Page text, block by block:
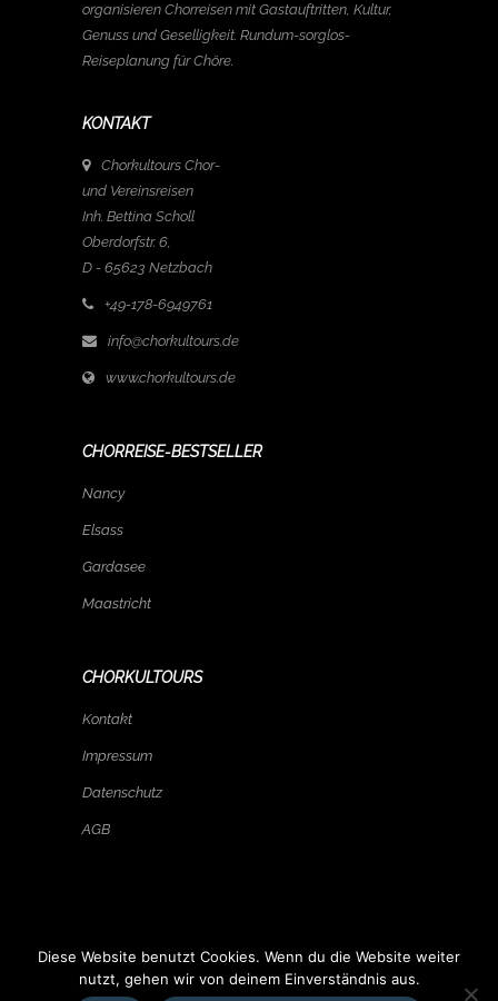
organisieren Chorreisen mit Gastauftritten, Kultur,
Genuss und Geselligkeit. Rundum-sorglos-
Reiseplanung für Chöre.
KONTAKT
Chorkultours Chor-
und Vereinsreisen
Inh. Bettina Scholl
Oberdorfstr. 6,
D - 65623 Netzbach
+49-178-6949761
info@chorkultours.de
www.chorkultours.de
CHORREISE-BESTSELLER
Nancy
Elsass
Gardasee
Maastricht
CHORKULTOURS
Kontakt
Impressum
Datenschutz
AGB
Diese Website benutzt Cookies. Wenn du die Website weiter
nutzt, gehen wir von deinem Einverständnis aus.